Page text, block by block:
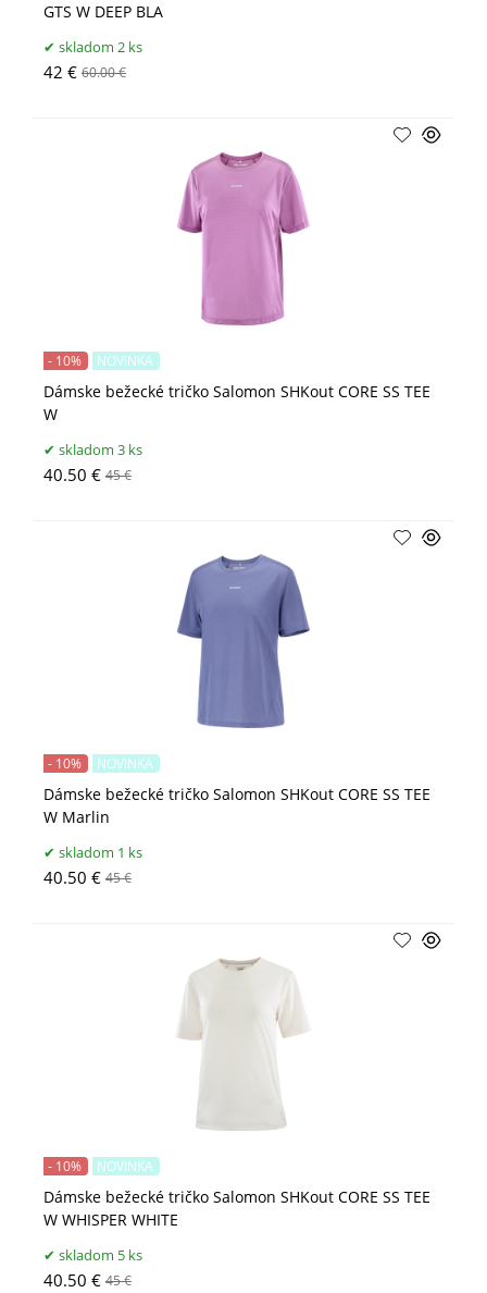
GTS W DEEP BLA
skladom 2 ks
42 € 60.00 €
Dámske bežecké tričko Salomon SHKout CORE SS TEE
W
- 10% NOVINKA
skladom 3 ks
40.50 € 45 €
Dámske bežecké tričko Salomon SHKout CORE SS TEE
W Marlin
- 10% NOVINKA
skladom 1 ks
40.50 € 45 €
Dámske bežecké tričko Salomon SHKout CORE SS TEE
W WHISPER WHITE
- 10% NOVINKA
skladom 5 ks
40.50 € 45 €